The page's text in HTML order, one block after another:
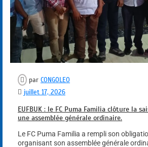
par CONGOLEO
juillet 17, 2026
EUFBUK : le FC Puma Familia clôture la
une assemblée générale ordinaire.
Le FC Puma Familia a rempli son
organisant son assemblée générale